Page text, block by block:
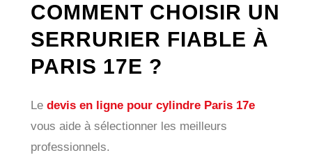
COMMENT CHOISIR UN
SERRURIER FIABLE À
PARIS 17E ?
Le devis en ligne pour cylindre Paris 17e
vous aide à sélectionner les meilleurs
professionnels.